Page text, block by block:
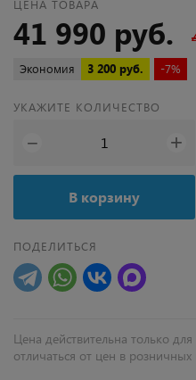
ЦЕНА ТОВАРА
41 990 руб.
Экономия 3 200 руб. -7%
УКАЖИТЕ КОЛИЧЕСТВО
− +
В корзину
ПОДЕЛИТЬСЯ
Цена действительна только
отличаться от цен в розничных